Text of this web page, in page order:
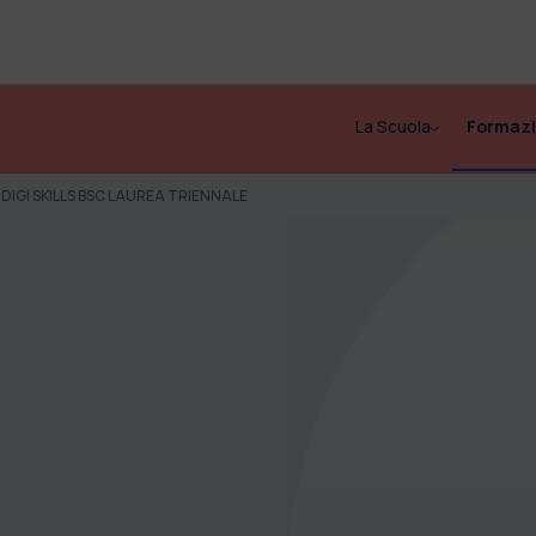
La Scuola
DIGI SKILLS BSC LAUREA TRIENNALE